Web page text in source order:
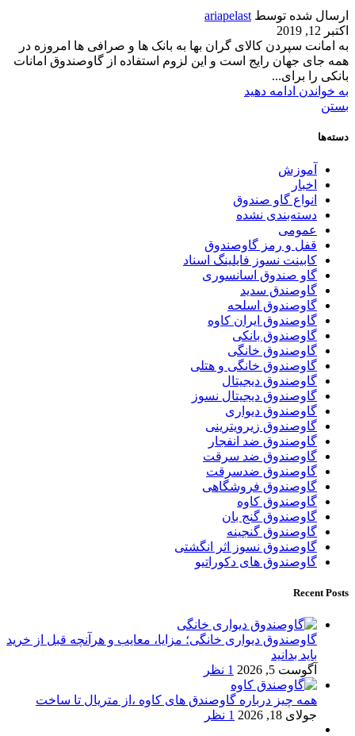
ارسال شده توسط ariapelast
اکتبر 12, 2019
به امانت سپردن کالای گران بها به بانک ها و صرافی ها امروزه در
همه جای جهان رایج است و این لزوم استفاده از گاوصندوق امانات
بانکی را برای...
به خواندن ادامه دهید
بستن
دسته‌ها
آموزش
اخبار
انواع گاو صندوق
دسته‌بندی نشده
عمومی
قفل و رمز گاوصندوق
کابینت نسوز فایلینگ اسناد
گاو صندوق اسانسوری
گاوصندق سدید
گاوصندوق اسلحه
گاوصندوق ایران کاوه
گاوصندوق بانکی
گاوصندوق خانگی
گاوصندوق خانگی و هتلی
گاوصندوق دیجیتال
گاوصندوق دیجیتال نسوز
گاوصندوق دیواری
گاوصندوق زیرویترینی
گاوصندوق ضد انفجار
گاوصندوق ضد سرقت
گاوصندوق ضدسرقت
گاوصندوق فروشگاهی
گاوصندوق کاوه
گاوصندوق گنج بان
گاوصندوق گنجینه
گاوصندوق نسوز اثر انگشتی
گاوصندوق های دکوراتیو
Recent Posts
گاوصندوق دیواری خانگی؛ مزایا، معایب و هرآنچه قبل از خرید
باید بدانید
آگوست 5, 2026
1 نظر
همه چیز درباره گاوصندق های کاوه ،از متریال تا ساخت
جولای 18, 2026
1 نظر